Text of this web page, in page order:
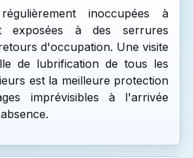
inoccupées à
exposées à des serrures
d'occupation. Une visite
de lubrification de tous les
est la meilleure protection
imprévisibles à l'arrivée